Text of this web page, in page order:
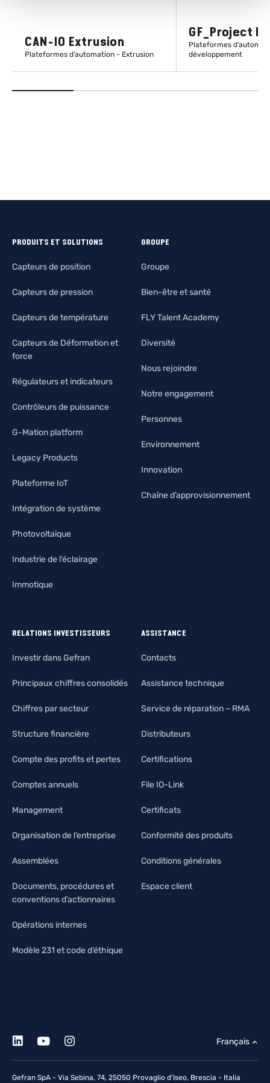
CAN-IO Extrusion
Plateformes d’automation - Extrusion
GF_Project LX
Plateformes
développement
PRODUITS ET SOLUTIONS
Capteurs de position
Capteurs de pression
Capteurs de température
Capteurs de Déformation et
force
Régulateurs et indicateurs
Contrôleurs de puissance
G-Mation platform
Legacy Products
Plateforme IoT
Intégration de système
Photovoltaïque
Industrie de l’éclairage
Immotique
GROUPE
Groupe
Bien-être et santé
FLY Talent Academy
Diversité
Nous rejoindre
Notre engagement
Personnes
Environnement
Innovation
Chaîne d’approvisionnement
RELATIONS INVESTISSEURS
Investir dans Gefran
Principaux chiffres consolidés
Chiffres par secteur
Structure financière
Compte des profits et pertes
Comptes annuels
Management
Organisation de l’entreprise
Assemblées
Documents, procédures et
conventions d’actionnaires
Opérations internes
Modèle 231 et code d’éthique
ASSISTANCE
Contacts
Assistance technique
Service de réparation – RMA
Distributeurs
Certifications
File IO-Link
Certificats
Conformité des produits
Conditions générales
Espace client
Gefran SpA - Via Sebina, 74, 25050 Provaglio d'Iseo, Brescia - Italia
Français